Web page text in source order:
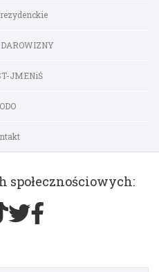
DAROWIZNY
JMENiŚ
społecznościowych: